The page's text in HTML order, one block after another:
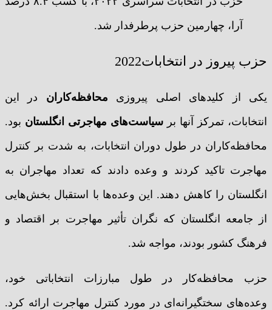
آرا، چهارمین حزب پرطرفدار شد.
حزب پیروز در انتخابات2022
یکی از کلیدهای اصلی پیروزی محافظه‌کاران در این
انتخابات، تمرکز آنها بر سیاست‌های مهاجرتی انگلستان بود.
محافظه‌کاران در طول دوران انتخابات، به شدت بر کنترل
مهاجرت تاکید کردند و وعده دادند که تعداد مهاجران به
انگلستان را کاهش دهند. این وعده‌ها با استقبال بخش‌هایی
از جامعه انگلستان که نگران تأثیر مهاجرت بر اقتصاد و
فرهنگ کشور بودند، مواجه شد.
حزب محافظه‌کار در طول مبارزات انتخاباتی خود،
وعده‌های سختگیرانه‌ای در مورد کنترل مهاجرت ارائه کرد.